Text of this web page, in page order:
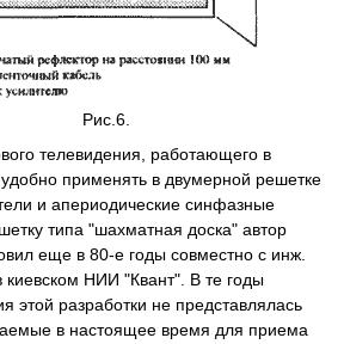
Рис.6.
телевидения, работающего в
применять в двумерной решетке
и апериодические синфазные
типа "шахматная доска" автор
еще в 80-е годы совместно с инж.
НИИ "Квант". В те годы
этой разработки не представлялась
в настоящее время для приема